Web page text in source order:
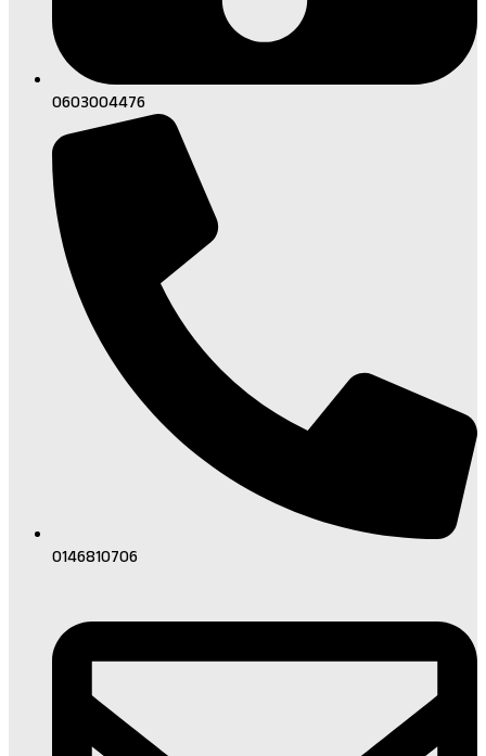
0603004476
0146810706